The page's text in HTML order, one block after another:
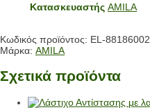
Κατασκευαστής AMILA
Κωδικός προϊόντος: EL-88186002
Μάρκα: AMILA
Σχετικά προϊόντα